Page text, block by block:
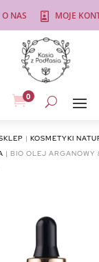
O NAS  MOJE
0
| KOSMETYKI
| BIO OLEJ ARGANOWY